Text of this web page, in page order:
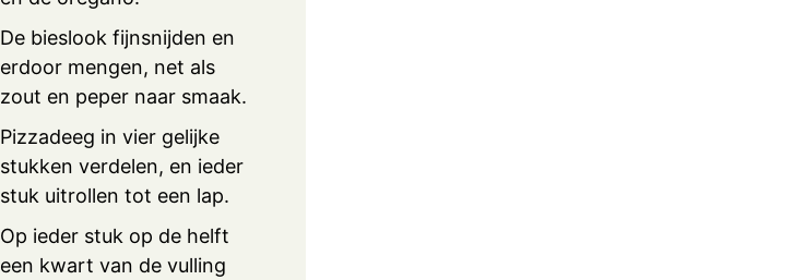
De bieslook fijnsnijden en
erdoor mengen, net als
zout en peper naar smaak.
Pizzadeeg in vier gelijke
stukken verdelen, en ieder
stuk uitrollen tot een lap.
Op ieder stuk op de helft
een kwart van de vulling